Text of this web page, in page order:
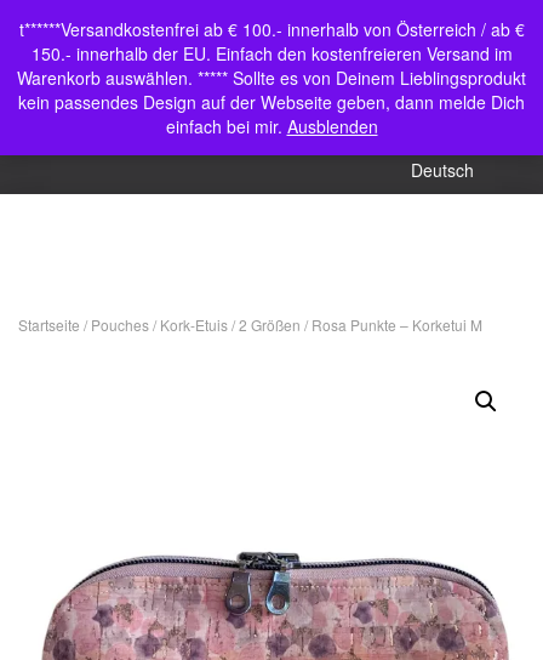
t******Versandkostenfrei ab € 100.- innerhalb von Österreich / ab €
150.- innerhalb der EU. Einfach den kostenfreieren Versand im
Warenkorb auswählen. ***** Sollte es von Deinem Lieblingsprodukt
kein passendes Design auf der Webseite geben, dann melde Dich
einfach bei mir. Ausblenden
Shop
Mein Konto
Deutsch
Navigation umschalten
Startseite / Pouches/ Kork-Etuis / 2 Größen / Rosa Punkte – Korketui M